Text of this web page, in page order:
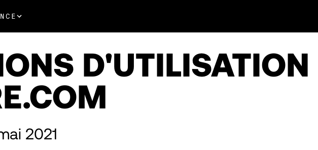
D'UTILISATION
2021